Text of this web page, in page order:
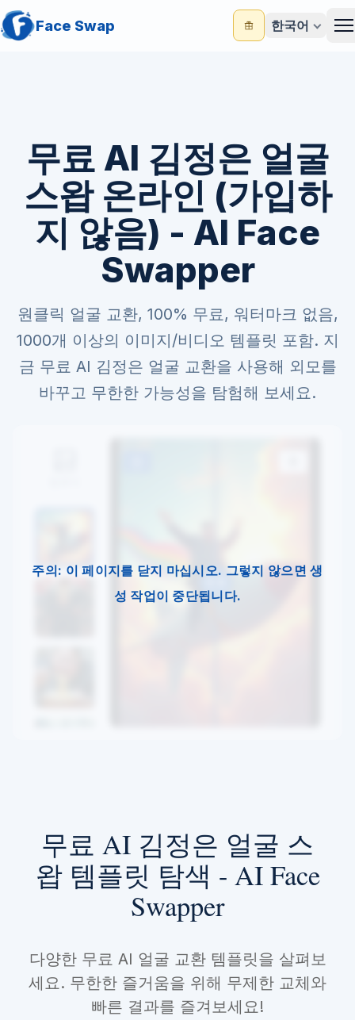
Face Swap 한국어
무료 AI 김정은 얼굴
스왑 온라인 (가입하
지 않음) - AI Face
Swapper
원클릭 얼굴 교환, 100% 무료, 워터마크 없음,
1000개 이상의 이미지/비디오 템플릿 포함. 지
금 무료 AI 김정은 얼굴 교환을 사용해 외모를
바꾸고 무한한 가능성을 탐험해 보세요.
주의: 이 페이지를 닫지 마십시오. 그렇지 않으면 생
성 작업이 중단됩니다.
무료 AI 김정은 얼굴 스
왑 템플릿 탐색 - AI Face
Swapper
다양한 무료 AI 얼굴 교환 템플릿을 살펴보
세요. 무한한 즐거움을 위해 무제한 교체와
빠른 결과를 즐겨보세요!